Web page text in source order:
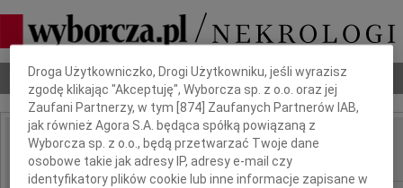
Nekrologi Odeszli Poradnik pogrzebowy
IMIĘ I NAZWISKO: Adam Pikorski
Dbamy o Twoją prywatność
Droga Użytkowniczko, Drogi Użytkowniku, jeśli wyrazisz
zgodę klikając "Akceptuję", Wyborcza sp. z o.o. oraz jej
Zaufani Partnerzy, w tym [874 ] Zaufanych Partnerów IAB,
jak również Agora S.A. będąca spółką powiązaną z
Wyborcza sp. z o.o., będą przetwarzać Twoje dane
osobowe takie jak adresy IP, adresy e-mail czy
identyfikatory plików cookie lub inne informacje zapisane w